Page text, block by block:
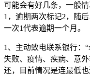
可能会有好几条，一般
1，逾期两次标记2，随
一次1代表逾期一个月。
1、主动致电联系银行：
失败、疫情、疾病、意
还，目前情况是连最低